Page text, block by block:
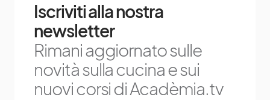
Iscriviti alla nostra
newsletter
Rimani aggiornato sulle
novità sulla cucina e sui
nuovi corsi di Acadèmia.tv